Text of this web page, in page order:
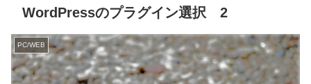
WordPressのプラグイン選択 2
PC/WEB